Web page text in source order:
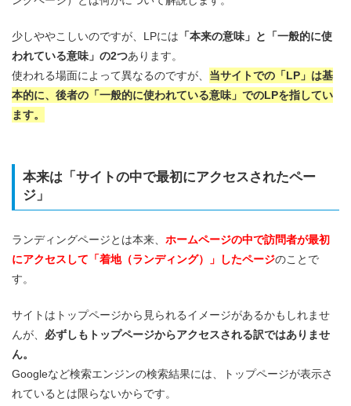
少しややこしいのですが、LPには 「本来の意味」と「一般的に使
われている意味」の2つあります。
使われる場面によって異なるのですが、 当サイトでの「LP」は基
本的に、後者の「一般的に使われている意味」でのLPを指してい
ます。
本来は「サイトの中で最初にアクセスされたペー
ジ」
ランディングページとは本来、 ホームページの中で訪問者が最初
にアクセスして「着地（ランディング）」したページのことで
す。
サイトはトップページから見られるイメージがあるかもしれませ
んが、 必ずしもトップページからアクセスされる訳ではありませ
ん。
Googleなど検索エンジンの検索結果には、トップページが表示さ
れているとは限らないからです。